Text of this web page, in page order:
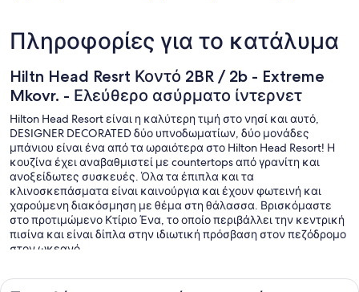
Πληροφορίες για το κατάλυμα
Hiltn Head Resrt Κοντό 2BR / 2b - Extreme
Mkovr. - Ελεύθερο ασύρματο ίντερνετ
Hilton Head Resort είναι η καλύτερη τιμή στο νησί και αυτό,
DESIGNER DECORATED δύο υπνοδωματίων, δύο μονάδες
μπάνιου είναι ένα από τα ωραιότερα στο Hilton Head Resort! Η
κουζίνα έχει αναβαθμιστεί με countertops από γρανίτη και
ανοξείδωτες συσκευές. Όλα τα έπιπλα και τα
κλινοσκεπάσματα είναι καινούργια και έχουν φωτεινή και
χαρούμενη διακόσμηση με θέμα στη θάλασσα. Βρισκόμαστε
στο προτιμώμενο Κτίριο Ένα, το οποίο περιβάλλει την κεντρική
πισίνα και είναι δίπλα στην ιδιωτική πρόσβαση στον πεζόδρομο
στον ωκεανό.
Δεν υπάρχει καπνιστήριο στο εσωτερικό της βίλας, αλλά το